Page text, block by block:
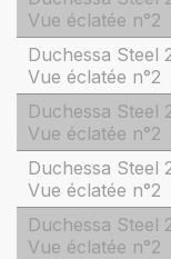
Vue éclatée n°2
Duchessa Steel
Vue éclatée n°2
Duchessa Steel
Vue éclatée n°2
Duchessa Steel
Vue éclatée n°2
Duchessa Steel
Vue éclatée n°2